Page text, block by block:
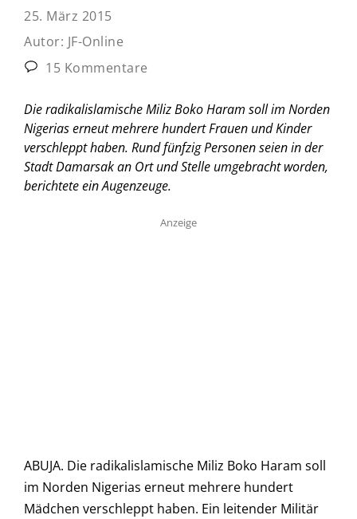
25. März 2015
Autor: JF-Online
15 Kommentare
Die radikalislamische Miliz Boko Haram soll im Norden
Nigerias erneut mehrere hundert Frauen und Kinder
verschleppt haben. Rund fünfzig Personen seien in der
Stadt Damarsak an Ort und Stelle umgebracht worden,
berichtete ein Augenzeuge.
Anzeige
ABUJA. Die radikalislamische Miliz Boko Haram soll
im Norden Nigerias erneut mehrere hundert
Mädchen verschleppt haben. Ein leitender Militär